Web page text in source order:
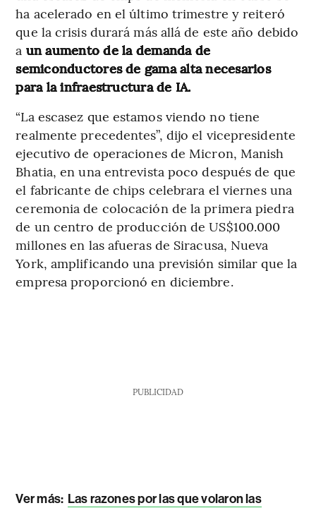
ha acelerado en el último trimestre y reiteró
que la crisis durará más allá de este año debido
a un aumento de la demanda de
semiconductores de gama alta necesarios
para la infraestructura de IA.
“La escasez que estamos viendo no tiene
realmente precedentes”, dijo el vicepresidente
ejecutivo de operaciones de Micron, Manish
Bhatia, en una entrevista poco después de que
el fabricante de chips celebrara el viernes una
ceremonia de colocación de la primera piedra
de un centro de producción de US$100.000
millones en las afueras de Siracusa, Nueva
York, amplificando una previsión similar que la
empresa proporcionó en diciembre.
PUBLICIDAD
Ver más: Las razones por las que volaron las